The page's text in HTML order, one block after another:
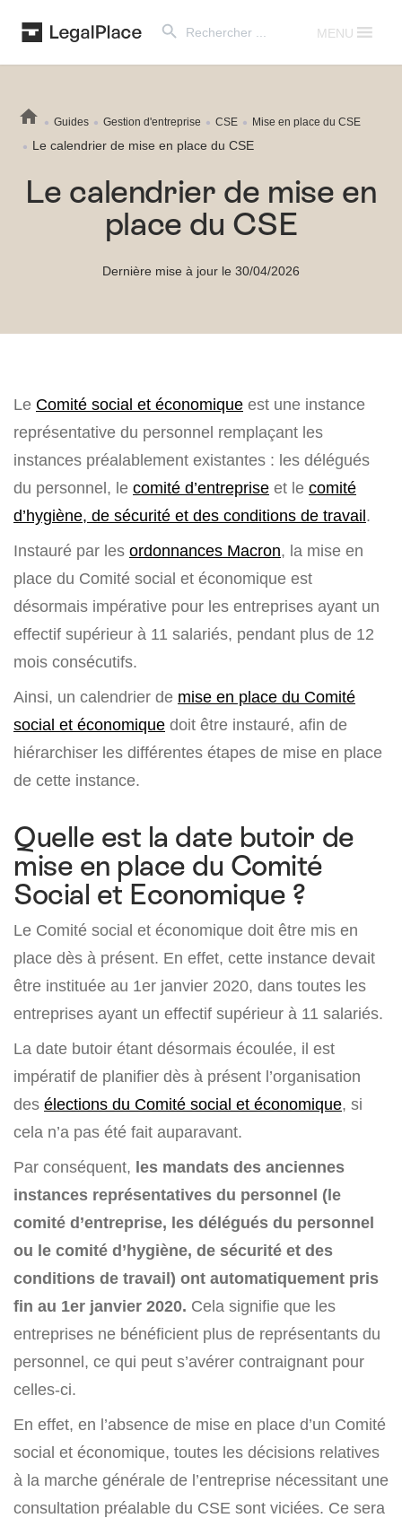
for:
MENU
Guides Gestion d'entreprise CSE Mise en place du CSE
Le calendrier de mise en place du CSE
Le calendrier de mise en
place du CSE
Dernière mise à jour le 30/04/2026
Le Comité social et économique est une instance
représentative du personnel remplaçant les
instances préalablement existantes : les délégués
du personnel, le comité d’entreprise et le comité
d’hygiène, de sécurité et des conditions de travail.
Instauré par les ordonnances Macron, la mise en
place du Comité social et économique est
désormais impérative pour les entreprises ayant un
effectif supérieur à 11 salariés, pendant plus de 12
mois consécutifs.
Ainsi, un calendrier de mise en place du Comité
social et économique doit être instauré, afin de
hiérarchiser les différentes étapes de mise en place
de cette instance.
Quelle est la date butoir de
mise en place du Comité
Social et Economique ?
Le Comité social et économique doit être mis en
place dès à présent. En effet, cette instance devait
être instituée au 1er janvier 2020, dans toutes les
entreprises ayant un effectif supérieur à 11 salariés.
La date butoir étant désormais écoulée, il est
impératif de planifier dès à présent l’organisation
des élections du Comité social et économique, si
cela n’a pas été fait auparavant.
Par conséquent, les mandats des anciennes
instances représentatives du personnel (le
comité d’entreprise, les délégués du personnel
ou le comité d’hygiène, de sécurité et des
conditions de travail) ont automatiquement pris
fin au 1er janvier 2020. Cela signifie que les
entreprises ne bénéficient plus de représentants du
personnel, ce qui peut s’avérer contraignant pour
celles-ci.
En effet, en l’absence de mise en place d’un Comité
social et économique, toutes les décisions relatives
à la marche générale de l’entreprise nécessitant une
consultation préalable du CSE sont viciées. Ce sera